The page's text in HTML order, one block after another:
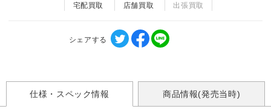
宅配買取 店舗買取 出張買取
シェアする
仕様・スペック情報 商品情報(発売当時)